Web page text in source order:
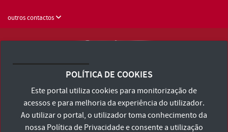
outros contactos
Consulte os Termos e Condições e Política de Privacidade
Declaração de Acessibilidade
POLÍTICA DE COOKIES
Este portal utiliza cookies para monitorização de
acessos e para melhoria da experiência do utilizador.
Ao utilizar o portal, o utilizador toma conhecimento da
nossa Política de Privacidadee consente a utilização